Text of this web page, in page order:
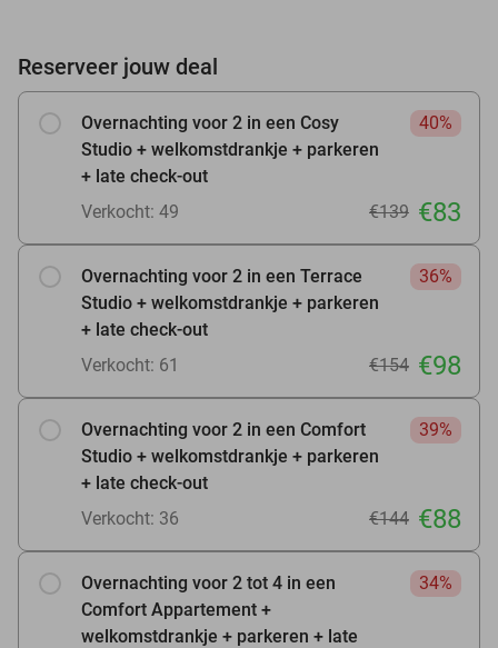
Reserveer jouw deal
Overnachting voor 2 in een Cosy
Studio + welkomstdrankje + parkeren
+ late check-out
40%
Verkocht: 49 €139 €83
Overnachting voor 2 in een Terrace
Studio + welkomstdrankje + parkeren
+ late check-out
36%
Verkocht: 61 €154 €98
Overnachting voor 2 in een Comfort
Studio + welkomstdrankje + parkeren
+ late check-out
39%
Verkocht: 36 €144 €88
Overnachting voor 2 tot 4 in een
Comfort Appartement +
welkomstdrankje + parkeren + late
34%